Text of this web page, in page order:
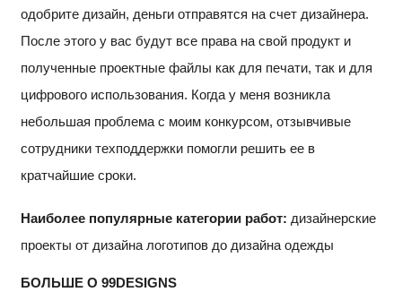
одобрите дизайн, деньги отправятся на счет дизайнера.
После этого у вас будут все права на свой продукт и
полученные проектные файлы как для печати, так и для
цифрового использования. Когда у меня возникла
небольшая проблема с моим конкурсом, отзывчивые
сотрудники техподдержки помогли решить ее в
кратчайшие сроки.
Наиболее популярные категории работ: дизайнерские
проекты от дизайна логотипов до дизайна одежды
БОЛЬШЕ О 99DESIGNS